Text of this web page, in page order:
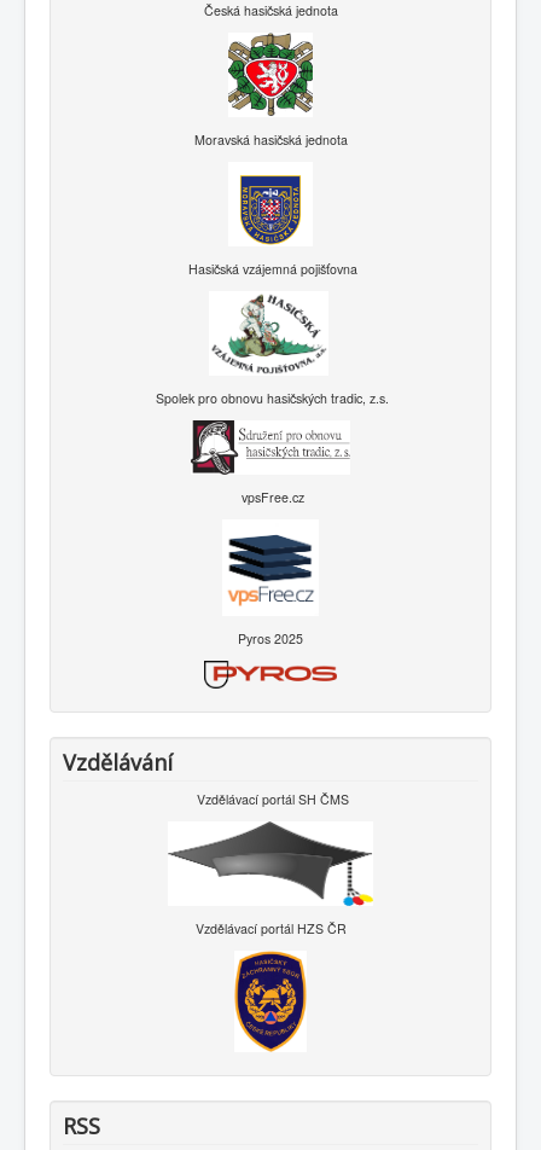
Česká hasičská jednota
Moravská hasičská jednota
Hasičská vzájemná pojišťovna
Spolek pro obnovu hasičských tradic, z.s.
vpsFree.cz
Pyros 2025
Vzdělávání
Vzdělávací portál SH ČMS
Vzdělávací portál HZS ČR
RSS